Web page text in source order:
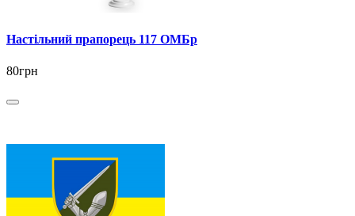
Настільний прапорець 117 ОМБр
80грн